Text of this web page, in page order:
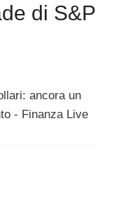
di S&P
ancora un
- Finanza Live